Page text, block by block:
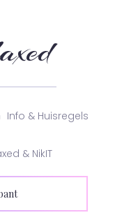
Info & Huisregels
& NikIT